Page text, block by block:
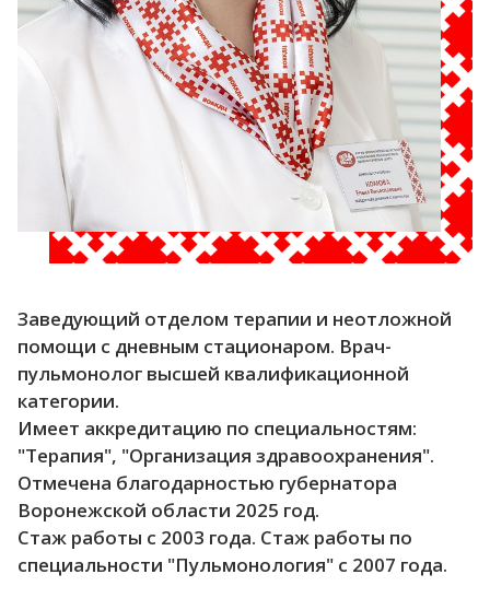
Заведующий отделом терапии и неотложной
помощи с дневным стационаром. Врач-
пульмонолог высшей квалификационной
категории.
Имеет аккредитацию по специальностям:
"Терапия", "Организация здравоохранения".
Отмечена благодарностью губернатора
Воронежской области 2025 год.
Стаж работы с 2003 года. Стаж работы по
специальности "Пульмонология" с 2007 года.